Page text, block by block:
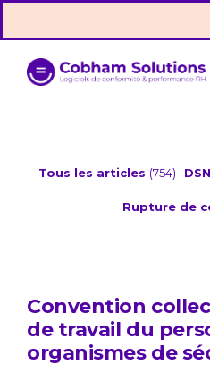
Tous les articles (754) DSN
Rupture de
Convention
de travail du
organismes de